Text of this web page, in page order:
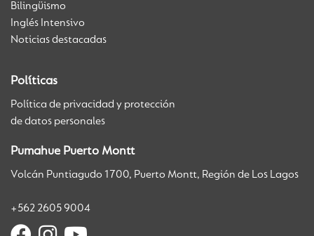
Bilingüismo
Inglés Intensivo
Noticias destacadas
Políticas
Política de privacidad y protección
de datos personales
Pumahue Puerto Montt
Volcán Puntiagudo 1700, Puerto Montt, Región de Los Lagos
+562 2605 9004